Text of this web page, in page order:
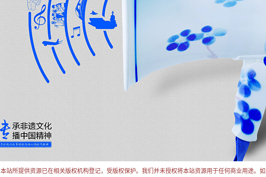
本站所提供资源已在相关版权机构登记，受版权保护。我们并未授权将本站资源用于任何商业用途。如